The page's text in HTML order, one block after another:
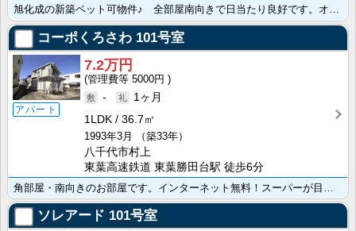
旭化成の新築ペット可物件♪ 全部屋南向きで日当たり良好です。オートロック・ＴＶインターホン・防犯カメ･･･
コーポくろさわ 101号室
アパート
7.2万円
5000円
-
1ヶ月
1LDK
36.7㎡
1993年3月
（築33年）
八千代市村上
東葉高速鉄道 東葉勝田台駅 徒歩6分
ソレアード 101号室